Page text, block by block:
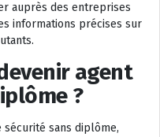
auprès des entreprises
informations précises sur
agent
?
sans diplôme,